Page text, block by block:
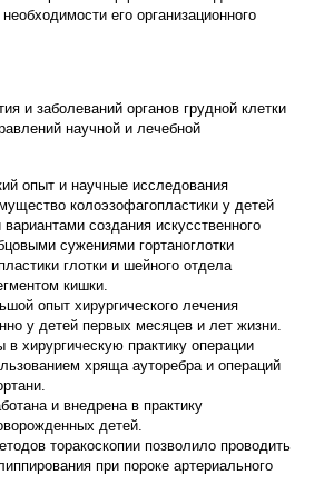
его организационного
и заболеваний органов грудной клетки
научной и лечебной
опыт и научные исследования
колоэзофагопластики у детей
создания искусственного
сужениями гортаноглотки
глотки и шейного отдела
кишки.
опыт хирургического лечения
у детей первых месяцев и лет жизни.
хирургическую практику операции
хряща ауторебра и операций
и внедрена в практику
детей.
торакоскопии позволило проводить
при пороке артериального